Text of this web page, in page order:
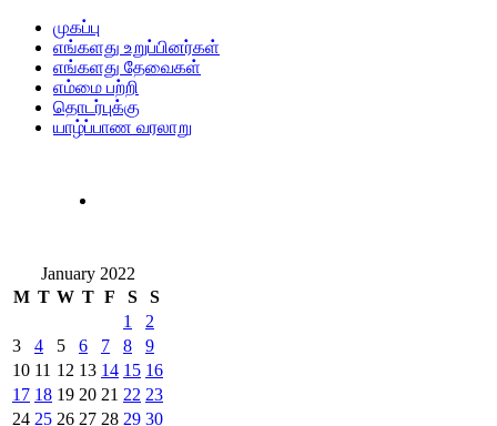
முகப்பு
எங்களது உறுப்பினர்கள்
எங்களது தேவைகள்
எம்மை பற்றி
தொடர்புக்கு
யாழ்ப்பாண வரலாறு
January 2022
M T W T F S
S
1
2
3
4 5 6 7 8
9
10 11 12 13 14 15 16
17 18 19 20 21 22 23
24 25 26 27 28 29 30